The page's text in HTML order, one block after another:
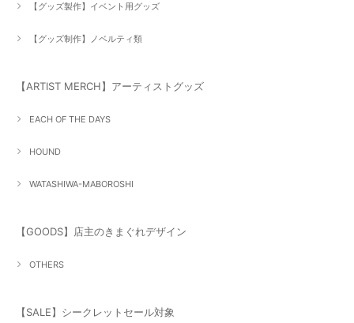
【グッズ製作】イベント用グッズ
【グッズ制作】ノベルティ類
【ARTIST MERCH】アーティストグッズ
EACH OF THE DAYS
HOUND
WATASHIWA-MABOROSHI
【GOODS】店主のきまぐれデザイン
OTHERS
【SALE】シークレットセール対象